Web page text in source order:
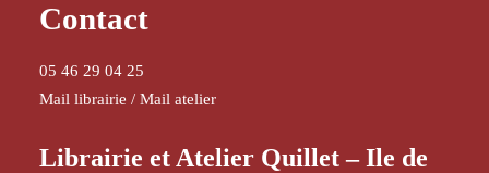
Contact
05 46 29 04 25
Mail librairie / Mail atelier
Librairie et Atelier Quillet – Ile de